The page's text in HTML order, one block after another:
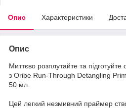
Опис Характеристики
Опис
Миттєво розплутайте та
з Oribe Run-Through Detangling
50 мл.
Цей легкий незмивний праймер